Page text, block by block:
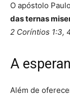
O apóstolo
das ternas
2 Coríntios 1:3,
A
Além de